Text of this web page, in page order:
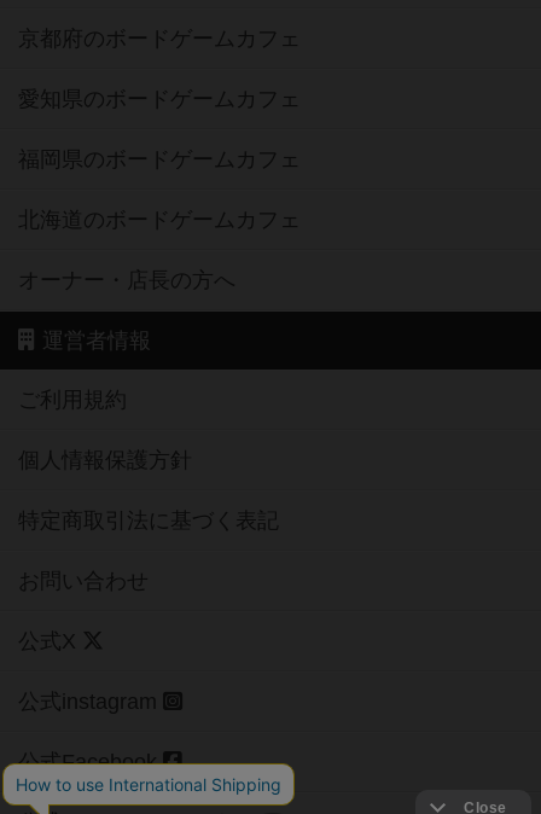
京都府のボードゲームカフェ
愛知県のボードゲームカフェ
福岡県のボードゲームカフェ
北海道のボードゲームカフェ
オーナー・店長の方へ
運営者情報
ご利用規約
個人情報保護方針
特定商取引法に基づく表記
お問い合わせ
公式X
公式instagram
公式Facebook